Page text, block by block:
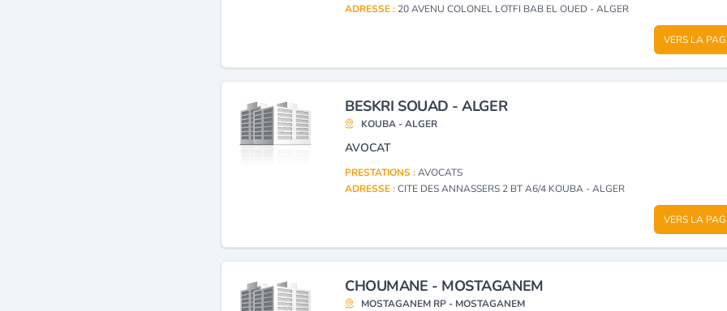
ADRESSE : 20 AVENU COLONEL LOTFI BAB EL OUED - ALGER
VERS LA
BESKRI SOUAD - ALGER
KOUBA - ALGER
AVOCAT
PRESTATIONS :AVOCATS
ADRESSE :CITE DES ANNASSERS 2 BT A6/4 KOUBA - ALGER
VERS LA
CHOUMANE - MOSTAGANEM
MOSTAGANEM RP - MOSTAGANEM